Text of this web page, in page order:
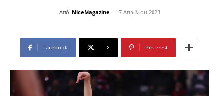
Από NiceMagazine - 7 Απριλίου 2023
Facebook X Pinterest